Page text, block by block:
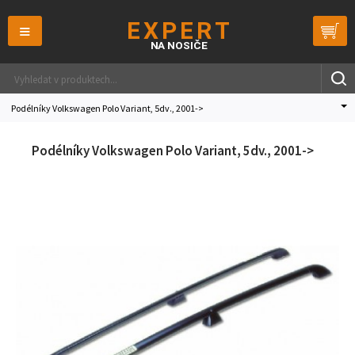
≡
Podélníky Volkswagen Polo Variant, 5dv., 2001->
Podélníky Volkswagen Polo Variant, 5dv., 2001->